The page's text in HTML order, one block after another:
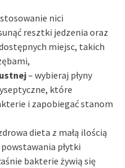
nici
resztki jedzenia oraz
miejsc, takich
– wybieraj płyny
które
i zapobiegać stanom
dieta z małą ilością
płytki
bakterie żywią się